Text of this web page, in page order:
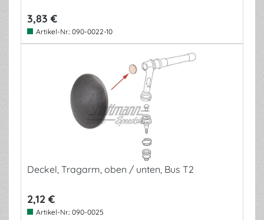
3,83 €
Artikel-Nr.: 090-0022-10
Deckel, Tragarm, oben / unten, Bus T2
2,12 €
Artikel-Nr.: 090-0025